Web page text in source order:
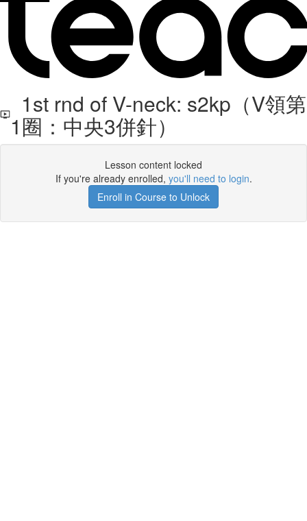
1st rnd of V-neck: s2kp（V領第
1圈：中央3併針）
Lesson content locked
If you're already enrolled, you'll need to login.
Enroll in Course to Unlock